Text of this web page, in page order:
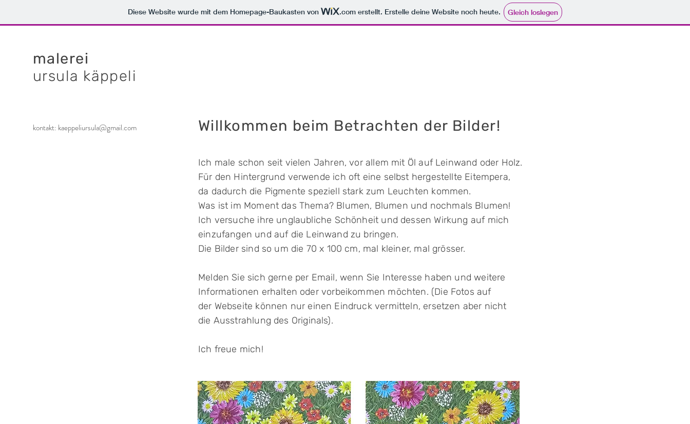
Diese Website wurde mit dem Homepage-Baukasten von .com erstellt. Erstelle deine Website noch heute. Gleich loslegen
kontakt: kaeppeliursula@gmail.com
malerei
ursula käppeli
Willkommen beim Betrachten der Bilder!
Ich male schon seit vielen Jahren, vor allem mit Öl auf Leinwand oder Holz.
Für den Hintergrund verwende ich oft eine selbst hergestellte Eitempera,
da dadurch die Pigmente speziell stark zum Leuchten kommen.
Was ist im Moment das Thema? Blumen, Blumen und nochmals Blumen!
Ich versuche ihre unglaubliche Schönheit und dessen Wirkung auf mich
einzufangen und auf die Leinwand zu bringen.
Die Bilder sind so um die 70 x 100 cm, mal kleiner, mal grösser.
Melden Sie sich gerne per Email, wenn Sie Interesse haben undweitere
Informationen erhalten oder vorbeikommen möchten. (Die Fotos auf
der Webseite können nur einen Eindruck vermitteln, ersetzen aber nicht
die Ausstrahlung des Originals).
Ich freue mich!